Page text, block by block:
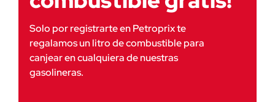
Solo por registrarte en Petroprix te
regalamos un litro de combustible para
canjear en cualquiera de nuestras
gasolineras.